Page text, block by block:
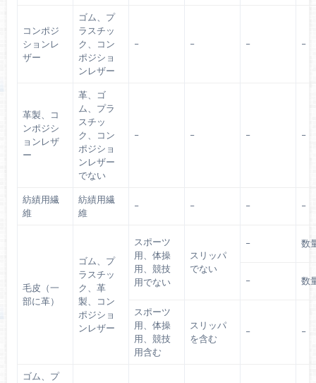
コンポジ
ションレ
ザー
ゴム、プ
ラスチッ
ク、コン
ポジショ
ンレザー
– – – –
革製、コ
ンポジシ
ョンレザ
ー
革、ゴ
ム、プラ
スチッ
ク、コン
ポジショ
ンレザー
でない
– – – –
紡績用繊
維
紡績用繊
維
– – – –
毛皮（一
部に革）
ゴム、プ
ラスチッ
ク、革
製、コン
ポジショ
ンレザー
スポーツ
用、体操
用、競技
用でない
スリッパ
でない
– 数
– 数
スポーツ
用、体操
用、競技
用含む
スリッパ
を含む
– –
ゴム、プ